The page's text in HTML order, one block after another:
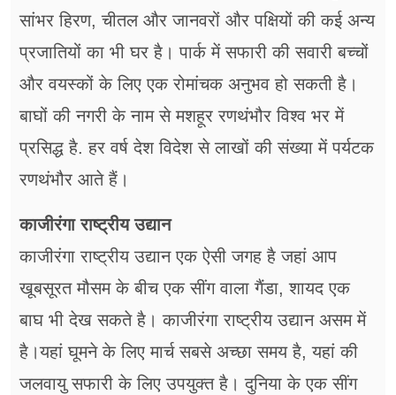
सांभर हिरण, चीतल और जानवरों और पक्षियों की कई अन्य
प्रजातियों का भी घर है। पार्क में सफारी की सवारी बच्चों
और वयस्कों के लिए एक रोमांचक अनुभव हो सकती है।
बाघों की नगरी के नाम से मशहूर रणथंभौर विश्व भर में
प्रसिद्ध है. हर वर्ष देश विदेश से लाखों की संख्या में पर्यटक
रणथंभौर आते हैं।
काजीरंगा राष्ट्रीय उद्यान
काजीरंगा राष्ट्रीय उद्यान एक ऐसी जगह है जहां आप
खूबसूरत मौसम के बीच एक सींग वाला गैंडा, शायद एक
बाघ भी देख सकते है। काजीरंगा राष्ट्रीय उद्यान असम में
है।यहां घूमने के लिए मार्च सबसे अच्छा समय है, यहां की
जलवायु सफारी के लिए उपयुक्त है। दुनिया के एक सींग